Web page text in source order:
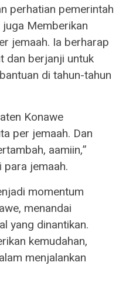
perhatian pemerintah
Memberikan
jemaah. Ia berharap
dan berjanji untuk
di tahun-tahun
Konawe
per jemaah. Dan
aamiin,”
jemaah.
momentum
menandai
yang dinantikan.
kemudahan,
menjalankan